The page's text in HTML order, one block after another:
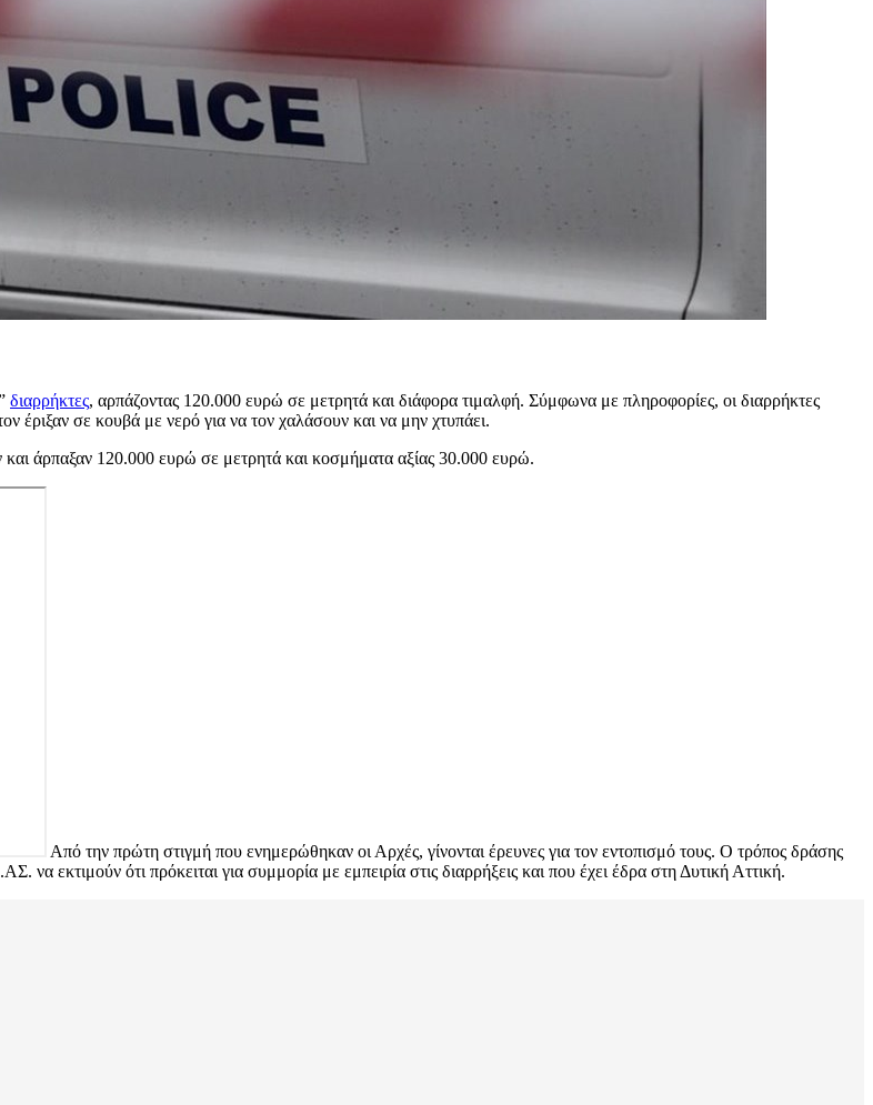
διαρρήκτες, αρπάζοντας 120.000 ευρώ σε μετρητά και διάφορα τιμαλφή. Σύμφωνα με πληροφορίες, οι διαρρήκτες
έριξαν σε κουβά με νερό για να τον χαλάσουν και να μην χτυπάει.
και άρπαξαν 120.000 ευρώ σε μετρητά και κοσμήματα αξίας 30.000 ευρώ.
Από την πρώτη στιγμή που ενημερώθηκαν οι Αρχές, γίνονται έρευνες για τον εντοπισμό τους. Ο τρόπος δράσης
εκτιμούν ότι πρόκειται για συμμορία με εμπειρία στις διαρρήξεις και που έχει έδρα στη Δυτική Αττική.